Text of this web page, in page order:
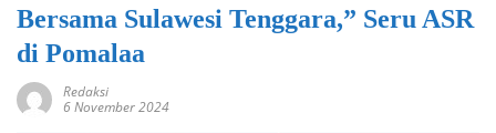
Bersama Sulawesi Tenggara,” Seru ASR
di Pomalaa
Redaksi
6 November 2024